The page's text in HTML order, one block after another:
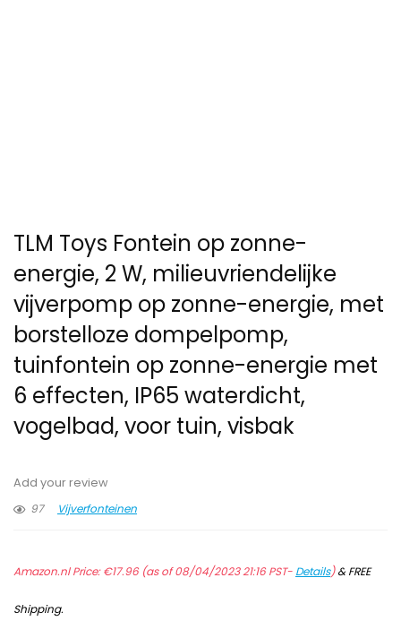
TLM Toys Fontein op zonne-
energie, 2 W, milieuvriendelijke
vijverpomp op zonne-energie, met
borstelloze dompelpomp,
tuinfontein op zonne-energie met
6 effecten, IP65 waterdicht,
vogelbad, voor tuin, visbak
Add your review
97
Vijverfonteinen
Amazon.nl Price:€17.96(as of 08/04/2023 21:16 PST- Details)&FREE
Shipping.